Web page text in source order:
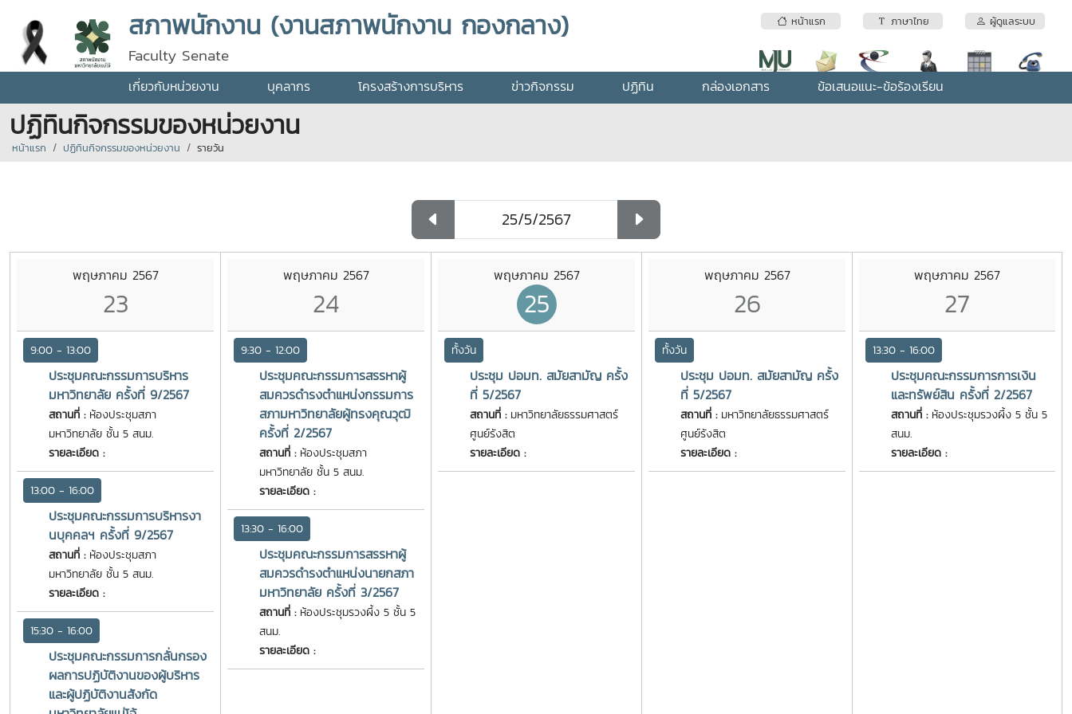
หน้าแรก ภาษาไทย ผู้ดูแลระบบ
สภาพนักงาน (งานสภาพนักงาน กองกลาง)
Faculty Senate
เกี่ยวกับหน่วยงาน บุคลากร โครงสร้างการบริหาร ข่าวกิจกรรม ปฏิทิน กล่องเอกสาร ข้อเสนอแนะ-ข้อร้องเรียน
ปฏิทินกิจกรรมของหน่วยงาน
หน้าแรก ปฏิทินกิจกรรมของหน่วยงาน รายวัน
พฤษภาคม 2567
23
9:00 - 13:00
ประชุมคณะกรรมการบริหาร
มหาวิทยาลัย ครั้งที่ 9/2567
สถานที่ : ห้องประชุมสภา
มหาวิทยาลัย ชั้น 5 สนม.
รายละเอียด :
13:00 - 16:00
ประชุมคณะกรรมการบริหารงา
นบุคคลฯ ครั้งที่ 9/2567
สถานที่ : ห้องประชุมสภา
มหาวิทยาลัย ชั้น 5 สนม.
รายละเอียด :
15:30 - 16:00
ประชุมคณะกรรมการกลั่นกรอง
ผลการปฏิบัติงานของผู้บริหาร
และผู้ปฏิบัติงานสังกัด
พฤษภาคม 2567
24
9:30 - 12:00
ประชุมคณะกรรมการสรรหาผู้
สมควรดำรงตำแหน่งกรรมการ
สภามหาวิทยาลัยผู้ทรงคุณวุฒิ
ครั้งที่ 2/2567
สถานที่ : ห้องประชุมสภา
มหาวิทยาลัย ชั้น 5 สนม.
รายละเอียด :
13:30 - 16:00
ประชุมคณะกรรมการสรรหาผู้
สมควรดำรงตำแหน่งนายกสภา
มหาวิทยาลัย ครั้งที่ 3/2567
สถานที่ : ห้องประชุมรวงผึ้ง 5 ชั้น 5
สนม.
รายละเอียด :
พฤษภาคม 2567
25
ทั้งวัน
ประชุม ปอมท. สมัยสามัญ ครั้ง
ที่ 5/2567
สถานที่ : มหาวิทยาลัยธรรมศาสตร์
ศูนย์รังสิต
รายละเอียด :
พฤษภาคม 2567
26
ทั้งวัน
ประชุม ปอมท. สมัยสามัญ ครั้ง
ที่ 5/2567
สถานที่ : มหาวิทยาลัยธรรมศาสตร์
ศูนย์รังสิต
รายละเอียด :
พฤษภาคม 2567
27
13:30 - 16:00
ประชุมคณะกรรมการการเงิน
และทรัพย์สิน ครั้งที่ 2/2567
สถานที่ : ห้องประชุมรวงผึ้ง 5 ชั้น 5
สนม.
รายละเอียด :